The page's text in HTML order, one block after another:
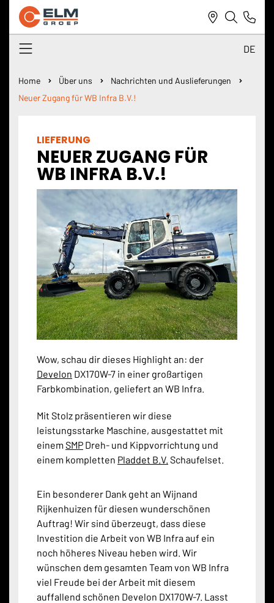
DE
Home Über uns
Nachrichten und Auslieferungen
Neuer Zugang für WB Infra B.V.!
LIEFERUNG
NEUER ZUGANG FÜR
WB INFRA B.V.!
Wow, schau dir dieses Highlight an: der
Develon DX170W-7 in einer großartigen
Farbkombination, geliefert an WB Infra.
Mit Stolz präsentieren wir diese
leistungsstarke Maschine, ausgestattet mit
einem SMP Dreh- und Kippvorrichtung und
einem kompletten Pladdet B.V. Schaufelset.
Ein besonderer Dank geht an Wijnand
Rijkenhuizen für diesen wunderschönen
Auftrag! Wir sind überzeugt, dass diese
Investition die Arbeit von WB Infra auf ein
noch höheres Niveau heben wird. Wir
wünschen dem gesamten Team von WB Infra
viel Freude bei der Arbeit mit diesem
auffallend schönen Develon DX170W-7. Lasst